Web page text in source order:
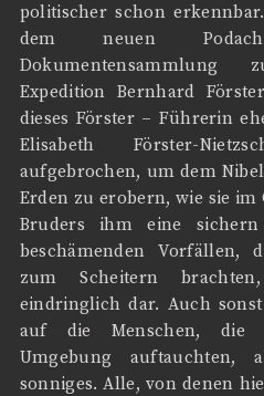
politischer schon
dem neuen
Dokumentensammlung
Expedition Bernhard
dieses Förster – Führerin
Elisabeth Förster-
aufgebrochen, um dem
Erden zu erobern, wie sie im
Bruders ihm eine
beschämenden Vorfällen,
zum Scheitern
eindringlich dar. Auch
auf die Menschen, die
Umgebung
sonniges. Alle, von denen